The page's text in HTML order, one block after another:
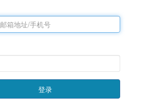
登录